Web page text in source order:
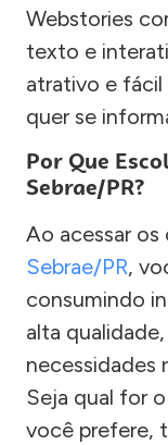
Webstories
texto e
atrativo e fácil
quer se
Por Que
Sebrae/PR?
Ao acessar
Sebrae/PR,
consumindo
alta
necessidades
Seja qual for
você prefere,